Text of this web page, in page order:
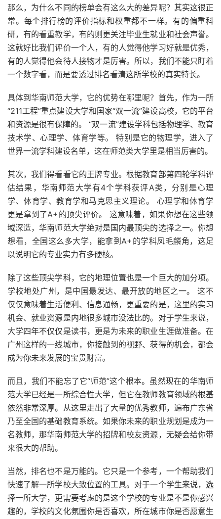
那么，为什么不同的榜单会有这么大的差异呢？其实这很正
常。每个排行榜的评价指标和权重都不一样。有的偏重科
研，有的看重教学，有的则更关注毕业生就业和社会声誉。
这就好比我们评价一个人，有的人觉得他学习好就是优秀，
有的人觉得他会待人接物才是厉害。所以，我们不能只盯着
一个数字看，而是要透过排名看清这所学校的真实特长。
具体到华南师范大学，它的优势在哪里呢？首先，作为一所
“211工程”重点建设大学和国家“双一流”建设高校，它的平台
和资源是很有保障的。 “双一流”建设学科包括物理学、教育
技术学、心理学、体育学等。 特别是它的物理学，进入了
世界一流学科建设名单，这在师范类大学里是相当厉害的。
其次，我们得看看它的王牌专业。根据教育部第四轮学科评
估结果，华南师范大学有4个学科获评A类，分别是心理
学、体育学、教育学和马克思主义理论。 心理学和体育学
更是拿到了A+的顶尖评价。 这意味着，如果你想在这些领
域深造，华南师范大学绝对是国内最顶尖的选择之一。你想
想看，全国这么多大学，能拿到A+的学科凤毛麟角，这足
以说明它的专业实力有多硬核。
除了这些顶尖学科，它的地理位置也是一个巨大的加分项。
学校地处广州，是中国最发达、最开放的地区之一。 这不
仅仅意味着生活便利、信息通畅，更重要的是，这里的实习
机会、就业资源是内地很多城市没法比的。对于学生来说，
大学四年不仅仅是读书，更是为未来的职业生涯做准备。在
广州这样的一线城市，你接触到的视野、获得的机会，都会
成为你未来发展的宝贵财富。
而且，我们不能忘了它“师范”这个根本。虽然现在的华南师
范大学已经是一所综合性大学，但它在教师教育领域的根基
依然非常深厚。从这里走出了大量的优秀教师，遍布广东省
乃至全国的基础教育系统。如果你未来的职业规划是成为一
名教师，那华南师范大学的招牌和校友资源，无疑会给你带
来很大的帮助。
当然，排名也不是万能的。它只是一个参考，一个帮助我们
快速了解一所学校大致位置的工具。对于一个学生来说，选
择一所大学，更需要考虑的是这个学校的专业是不是你感兴
趣的，学校的文化氛围你是否喜欢，所在城市你是否愿意生